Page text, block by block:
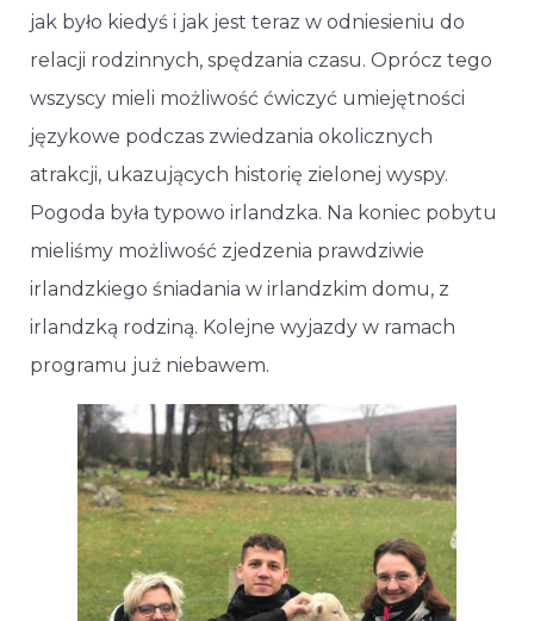
jak było kiedyś i jak jest teraz w odniesieniu do
relacji rodzinnych, spędzania czasu. Oprócz tego
wszyscy mieli możliwość ćwiczyć umiejętności
językowe podczas zwiedzania okolicznych
atrakcji, ukazujących historię zielonej wyspy.
Pogoda była typowo irlandzka. Na koniec pobytu
mieliśmy możliwość zjedzenia prawdziwie
irlandzkiego śniadania w irlandzkim domu, z
irlandzką rodziną. Kolejne wyjazdy w ramach
programu już niebawem.